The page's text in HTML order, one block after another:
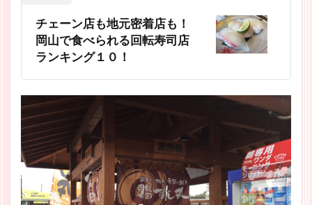
チェーン店も地元密着店も！
岡山で食べられる回転寿司店
ランキング１０！